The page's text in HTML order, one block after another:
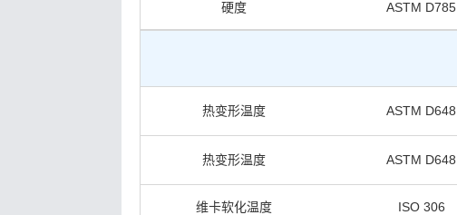
硬度 ASTM D785
热变形温度 ASTM D648
热变形温度 ASTM D648
维卡软化温度 ISO 306